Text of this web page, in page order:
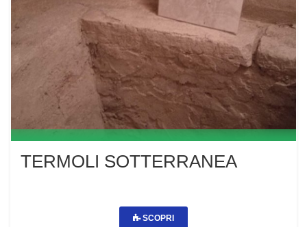
TERMOLI SOTTERRANEA
SCOPRI